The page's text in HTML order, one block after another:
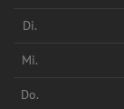
Di.
Mi.
Do.